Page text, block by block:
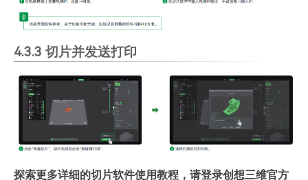
4.3.3 切片并发送打印
探索更多详细的切片软件使用教程，请登录创想三维官方